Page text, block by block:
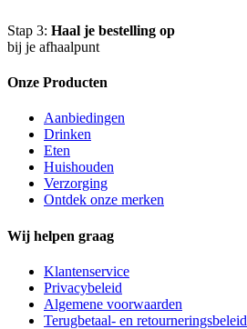
Stap 3: Haal je bestelling op
bij je afhaalpunt
Onze Producten
Aanbiedingen
Drinken
Eten
Huishouden
Verzorging
Ontdek onze merken
Wij helpen graag
Klantenservice
Privacybeleid
Algemene voorwaarden
Terugbetaal- en retourneringsbeleid